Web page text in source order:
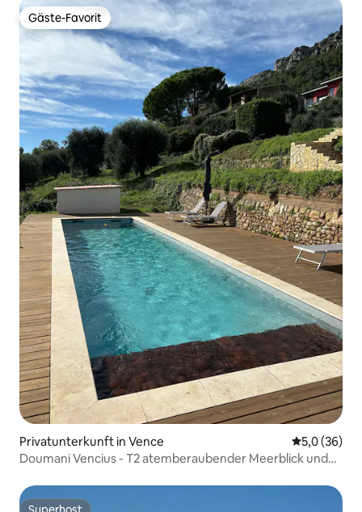
Gäste-Favorit
Gäste-Favorit
Privatunterkunft in Vence
5,0 (36)
Doumani Vencius - T2 atemberaubender Meerblick und